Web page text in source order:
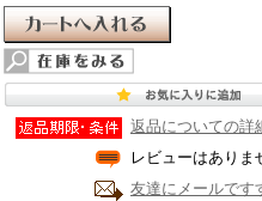
返品についての詳
レビューはありま
友達にメールです